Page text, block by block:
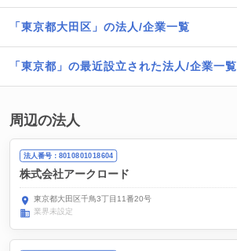
「東京都大田区」の法人/企業一覧
「東京都」の最近設立された法人/企業一覧
周辺の法人
法人番号：8010801018604
株式会社アークロード
東京都大田区千鳥3丁目11番20号
業界未設定